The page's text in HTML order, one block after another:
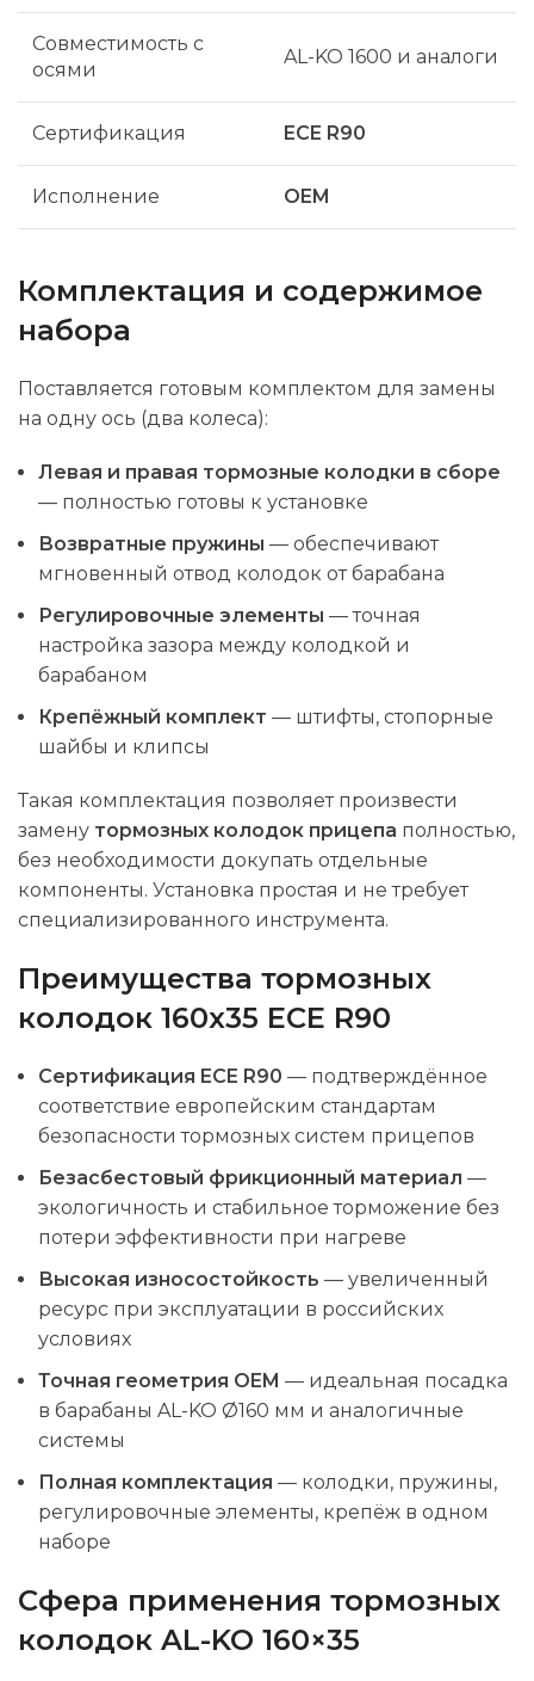
Совместимость с
осями
AL-KO 1600 и аналоги
Сертификация ECE R90
Исполнение OEM
Комплектация и содержимое
набора
Поставляется готовым комплектом для замены
на одну ось (два колеса):
Левая и правая тормозные колодки в сборе
— полностью готовы к установке
Возвратные пружины — обеспечивают
мгновенный отвод колодок от барабана
Регулировочные элементы — точная
настройка зазора между колодкой и
барабаном
Крепёжный комплект — штифты, стопорные
шайбы и клипсы
Такая комплектация позволяет произвести
замену тормозных колодок прицепа полностью,
без необходимости докупать отдельные
компоненты. Установка простая и не требует
специализированного инструмента.
Преимущества тормозных
колодок 160х35 ECE R90
Сертификация ECE R90 — подтверждённое
соответствие европейским стандартам
безопасности тормозных систем прицепов
Безасбестовый фрикционный материал —
экологичность и стабильное торможение без
потери эффективности при нагреве
Высокая износостойкость — увеличенный
ресурс при эксплуатации в российских
условиях
Точная геометрия OEM — идеальная посадка
в барабаны AL-KO Ø160 мм и аналогичные
системы
Полная комплектация — колодки, пружины,
регулировочные элементы, крепёж в одном
наборе
Сфера применения тормозных
колодок AL-KO 160×35